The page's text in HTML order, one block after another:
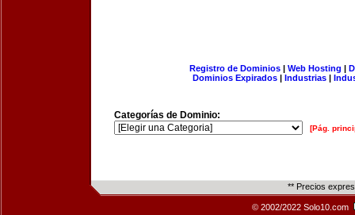
Registro de Dominios| Web Hosting |
Dominios Expirados | Industrias |
Categorías de Dominio:
[Pág.
** Precios
© 2002/2022 Solo10.com